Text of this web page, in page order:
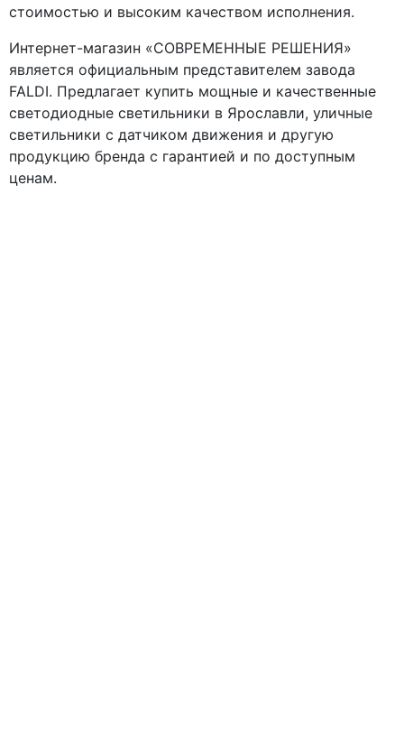
стоимостью и высоким качеством исполнения.
Интернет-магазин «СОВРЕМЕННЫЕ РЕШЕНИЯ»
является официальным представителем завода
FALDI. Предлагает купить мощные и качественные
светодиодные светильники в Ярославли, уличные
светильники с датчиком движения и другую
продукцию бренда с гарантией и по доступным
ценам.